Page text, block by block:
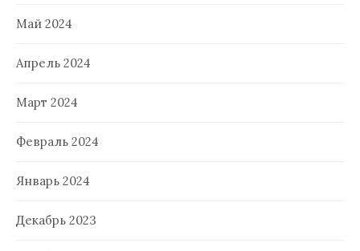
Май 2024
Апрель 2024
Март 2024
Февраль 2024
Январь 2024
Декабрь 2023